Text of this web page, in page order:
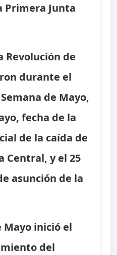
Primera Junta
Revolución de
durante el
de Mayo,
fecha de la
de la caída de
Central, y el 25
asunción de la
Mayo inició el
del